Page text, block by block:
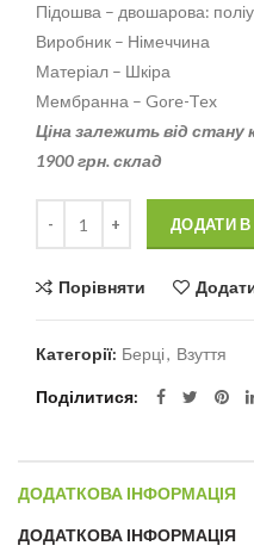
Підошва – двошарова:
Виробник – Німеччина
Матеріал – Шкіра
Мембранна – Gore-Tex
Ціна залежить від стану
1900 грн. склад
ДОДАТИ
Порівняти
Категорії: Берці, Взуття
Поділитися
ДОДАТКОВА ІНФОРМАЦІЯ
ДОДАТКОВА ІНФОРМАЦІЯ